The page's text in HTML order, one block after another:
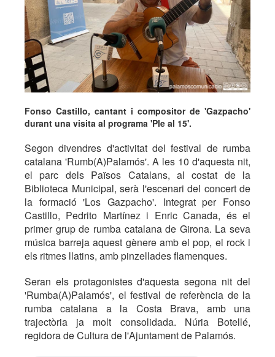
Fonso Castillo, cantant i compositor de 'Gazpacho'
durant una visita al programa 'Ple al 15'.
Segon divendres d'activitat del festival de rumba
catalana 'Rumb(A)Palamós'. A les 10 d'aquesta nit,
el parc dels Països Catalans, al costat de la
Biblioteca Municipal, serà l'escenari del concert de
la formació 'Los Gazpacho'. Integrat per Fonso
Castillo, Pedrito Martínez i Enric Canada, és el
primer grup de rumba catalana de Girona. La seva
música barreja aquest gènere amb el pop, el rock i
els ritmes llatins, amb pinzellades flamenques.
Seran els protagonistes d'aquesta segona nit del
'Rumba(A)Palamós', el festival de referència de la
rumba catalana a la Costa Brava, amb una
trajectòria ja molt consolidada. Núria Botellé,
regidora de Cultura de l'Ajuntament de Palamós.